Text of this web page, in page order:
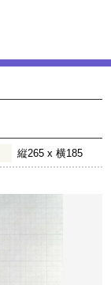
縦265 x 横185